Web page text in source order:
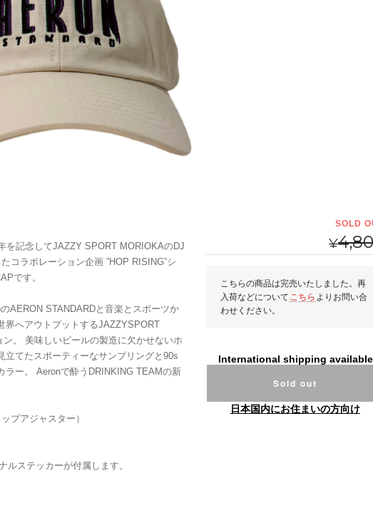
を記念してJAZZY SPORT MORIOKAのDJ
コラボレーション企画 ”HOP RISING”シ
です。
AERON STANDARDと音楽とスポーツか
界へアウトプットするJAZZYSPORT
。 美味しいビールの製造に欠かせないホ
立てたスポーティーなサンプリングと90s
ラー。 Aeronで酔うDRINKING TEAMの新
プアジャスター）
ルステッカーが付属します。
SOLD
¥
こちらの商品は完売いたしました。再
入荷などについて こちら よりお問い合
わせください。
International shipping available
Sold out
日本国内にお住まいの方向け